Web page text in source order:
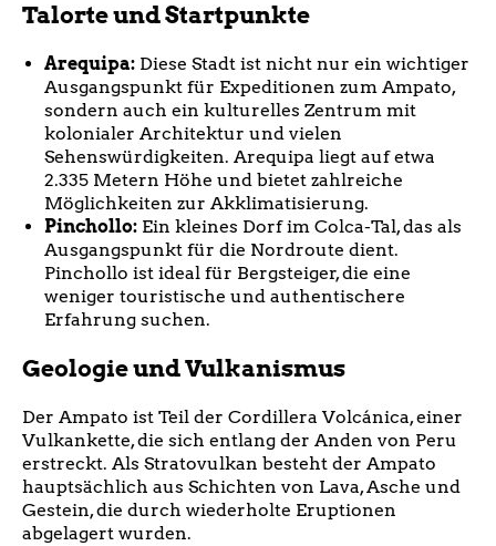
Talorte und Startpunkte
Arequipa: Diese Stadt ist nicht nur ein wichtiger
Ausgangspunkt für Expeditionen zum Ampato,
sondern auch ein kulturelles Zentrum mit
kolonialer Architektur und vielen
Sehenswürdigkeiten. Arequipa liegt auf etwa
2.335 Metern Höhe und bietet zahlreiche
Möglichkeiten zur Akklimatisierung.
Pinchollo: Ein kleines Dorf im Colca-Tal, das als
Ausgangspunkt für die Nordroute dient.
Pinchollo ist ideal für Bergsteiger, die eine
weniger touristische und authentischere
Erfahrung suchen.
Geologie und Vulkanismus
Der Ampato ist Teil der Cordillera Volcánica, einer
Vulkankette, die sich entlang der Anden von Peru
erstreckt. Als Stratovulkan besteht der Ampato
hauptsächlich aus Schichten von Lava, Asche und
Gestein, die durch wiederholte Eruptionen
abgelagert wurden.